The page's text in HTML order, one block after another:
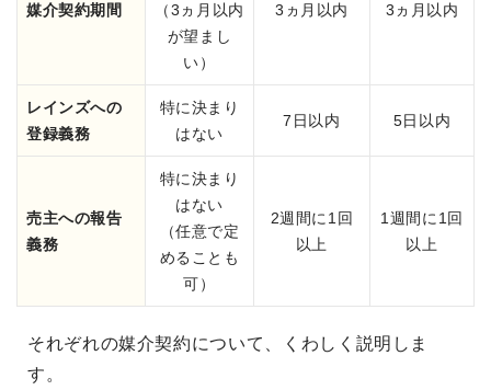
媒介契約期間
（3ヵ月以内
が望まし
い）
3ヵ月以内 3ヵ月以内
レインズへの
登録義務
特に決まり
はない
7日以内 5日以内
売主への報告
義務
特に決まり
はない
（任意で定
めることも
可）
2週間に1回
以上
1週間に1回
以上
それぞれの媒介契約について、くわしく説明しま
す。